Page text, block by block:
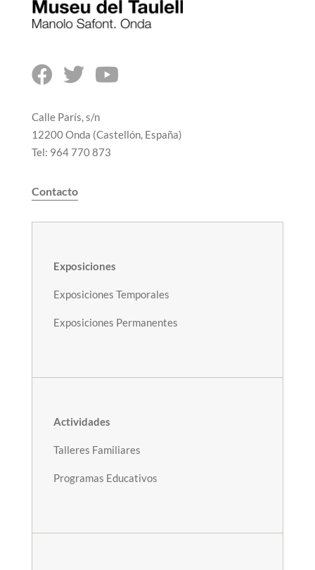
  
Calle París, s/n
12200 Onda (Castellón, España)
Tel: 964 770 873
Contacto
Exposiciones
Exposiciones Temporales
Exposiciones Permanentes
Actividades
Talleres Familiares
Programas Educativos